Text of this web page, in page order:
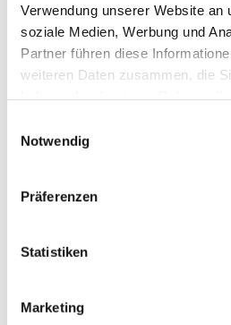
Verwendung unserer Website an
soziale Medien, Werbung und
Partner führen diese
weiteren Daten zusammen, die
Notwendig
Präferenzen
Statistiken
Marketing
Hidies kaufen
Alle Produkte
Söckchen
Feinstrumpfhosen
Kniestrümpfe/Overknees
Sale
Wunschliste
Widerruf
Söckchen